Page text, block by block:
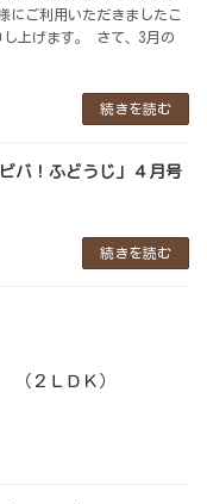
にご利用いただきましたこ
上げます。 さて、3月の
続きを読む
バ！ふどうじ」４月号
続きを読む
２ＬＤＫ）